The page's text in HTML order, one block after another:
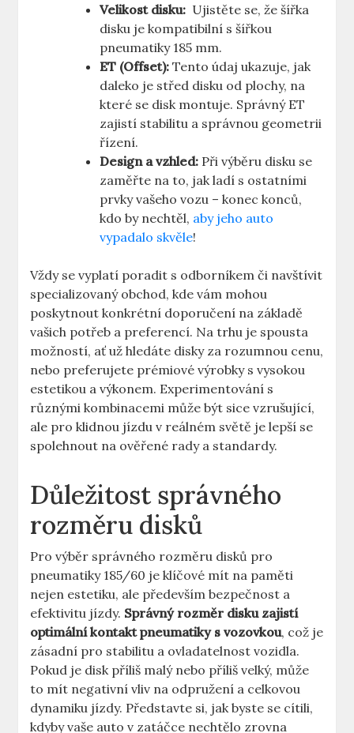
Velikost disku: ‌ Ujistěte‍ se, že​ šířka
disku ​je kompatibilní s šířkou
pneumatiky ​185 mm.
ET (Offset): Tento údaj ukazuje, jak​
daleko⁣ je střed disku od plochy, na
které se disk montuje. ⁤Správný⁤ ET
zajistí stabilitu a správnou geometrii
řízení.
Design a⁤ vzhled: Při výběru⁤ disku se
zaměřte na to, jak‍ ladí s ostatními
prvky vašeho vozu – konec konců,
kdo by ⁤nechtěl, aby jeho auto
vypadalo skvěle!
Vždy se vyplatí ⁢poradit s odborníkem či navštívit⁢
specializovaný obchod, kde vám⁢ mohou
poskytnout konkrétní doporučení na základě
vašich potřeb ​a preferencí.​ Na trhu‍ je spousta
možností, ať už hledáte⁢ disky za rozumnou cenu,
nebo preferujete ​prémiové výrobky ‌s vysokou‍
estetikou a výkonem. Experimentování s
různými kombinacemi může být sice vzrušující,
ale pro klidnou​ jízdu ‍v reálném světě je lepší se
spolehnout na ⁤ověřené rady a standardy.
Důležitost ‌správného
rozměru ⁢disků
Pro výběr správného rozměru ⁢disků pro
pneumatiky 185/60 je klíčové mít na ‍paměti
nejen estetiku, ale především bezpečnost ​a
efektivitu jízdy. Správný rozměr⁤ disku zajistí
⁢optimální ‍kontakt pneumatiky​ s‌ vozovkou, což ⁤je
zásadní pro​ stabilitu a ovladatelnost vozidla.
Pokud je disk příliš malý nebo příliš velký, může
to mít⁣ negativní vliv na odpružení a ‍celkovou
dynamiku⁤ jízdy. Představte si, jak byste se cítili,
kdyby vaše⁢ auto v zatáčce nechtělo zrovna